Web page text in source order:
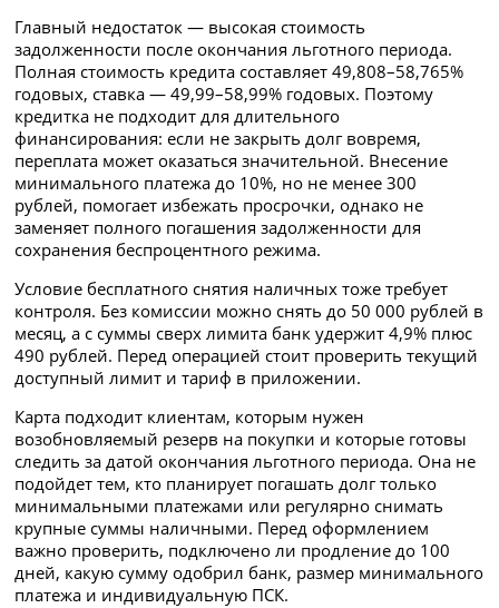
Главный недостаток — высокая стоимость
задолженности после окончания льготного периода.
Полная стоимость кредита составляет 49,808–58,765%
годовых, ставка — 49,99–58,99% годовых. Поэтому
кредитка не подходит для длительного
финансирования: если не закрыть долг вовремя,
переплата может оказаться значительной. Внесение
минимального платежа до 10%, но не менее 300
рублей, помогает избежать просрочки, однако не
заменяет полного погашения задолженности для
сохранения беспроцентного режима.
Условие бесплатного снятия наличных тоже требует
контроля. Без комиссии можно снять до 50 000 рублей в
месяц, а с суммы сверх лимита банк удержит 4,9% плюс
490 рублей. Перед операцией стоит проверить текущий
доступный лимит и тариф в приложении.
Карта подходит клиентам, которым нужен
возобновляемый резерв на покупки и которые готовы
следить за датой окончания льготного периода. Она не
подойдет тем, кто планирует погашать долг только
минимальными платежами или регулярно снимать
крупные суммы наличными. Перед оформлением
важно проверить, подключено ли продление до 100
дней, какую сумму одобрил банк, размер минимального
платежа и индивидуальную ПСК.